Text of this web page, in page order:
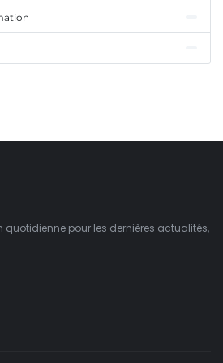
pour les dernières actualités,